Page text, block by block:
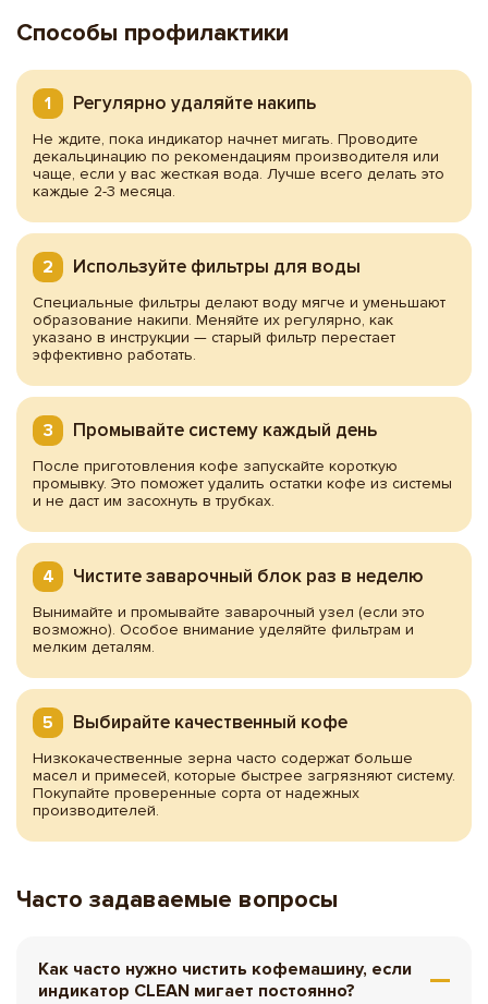
Способы профилактики
Регулярно удаляйте накипь
Не ждите, пока индикатор начнет мигать. Проводите
декальцинацию по рекомендациям производителя или
чаще, если у вас жесткая вода. Лучше всего делать это
каждые 2-3 месяца.
Используйте фильтры для воды
Специальные фильтры делают воду мягче и уменьшают
образование накипи. Меняйте их регулярно, как
указано в инструкции — старый фильтр перестает
эффективно работать.
Промывайте систему каждый день
После приготовления кофе запускайте короткую
промывку. Это поможет удалить остатки кофе из системы
и не даст им засохнуть в трубках.
Чистите заварочный блок раз в неделю
Вынимайте и промывайте заварочный узел (если это
возможно). Особое внимание уделяйте фильтрам и
мелким деталям.
Выбирайте качественный кофе
Низкокачественные зерна часто содержат больше
масел и примесей, которые быстрее загрязняют систему.
Покупайте проверенные сорта от надежных
производителей.
Часто задаваемые вопросы
Как часто нужно чистить кофемашину, если
индикатор CLEAN мигает постоянно?